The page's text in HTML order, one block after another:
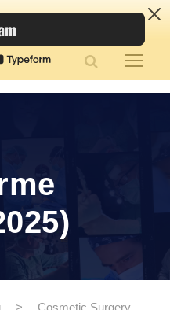
>
Cosmetic Surgery